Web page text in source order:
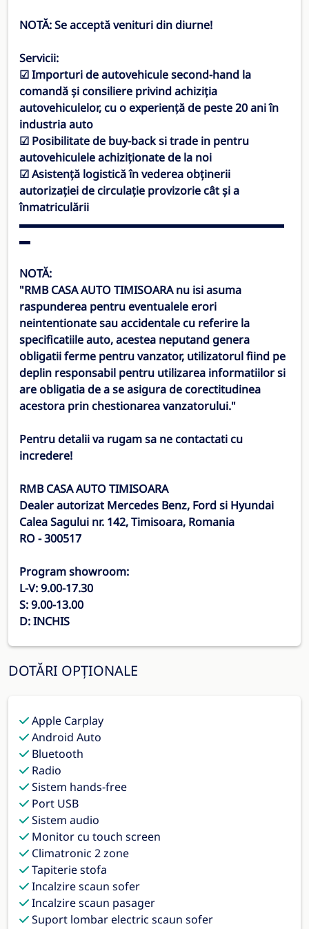
NOTĂ: Se acceptă venituri din diurne!
Servicii:
☑ Importuri de autovehicule second-hand la
comandă și consiliere privind achiziția
autovehiculelor, cu o experiență de peste 20 ani în
industria auto
☑ Posibilitate de buy-back si trade in pentru
autovehiculele achiziționate de la noi
☑ Asistență logistică în vederea obținerii
autorizației de circulație provizorie cât și a
înmatriculării
▬▬▬▬▬▬▬▬▬▬▬▬▬▬▬▬▬▬▬▬▬▬▬▬
▬
NOTĂ:
"RMB CASA AUTO TIMISOARAnu isi asuma
raspunderea pentru eventualele erori
neintentionate sau accidentale cu referire la
specificatiile auto, acestea neputand genera
obligatii ferme pentru vanzator, utilizatorul fiind pe
deplin responsabil pentru utilizarea informatiilor si
are obligatia de a se asigura de corectitudinea
acestora prin chestionarea vanzatorului."
Pentru detalii va rugam sa ne contactati cu
incredere!
RMB CASA AUTO TIMISOARA
Dealer autorizat Mercedes Benz, Ford si Hyundai
Calea Sagului nr. 142, Timisoara, Romania
RO - 300517
Program showroom:
L-V: 9.00-17.30
S: 9.00-13.00
D: INCHIS
DOTĂRI OPȚIONALE
Apple Carplay
Android Auto
Bluetooth
Radio
Sistem hands-free
Port USB
Sistem audio
Monitor cu touch screen
Climatronic 2 zone
Tapiterie stofa
Incalzire scaun sofer
Incalzire scaun pasager
Suport lombar electric scaun sofer